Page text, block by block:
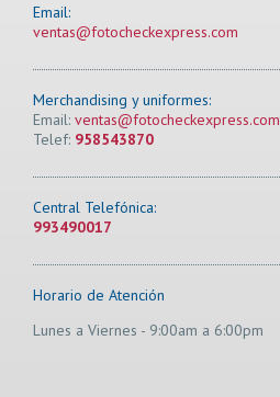
Email:
ventas@fotocheckexpress.com
Merchandising y uniformes:
Email: ventas@fotocheckexpress.com
Telef: 958543870
Central Telefónica:
993490017
Horario de Atención
Lunes a Viernes - 9:00am a 6:00pm